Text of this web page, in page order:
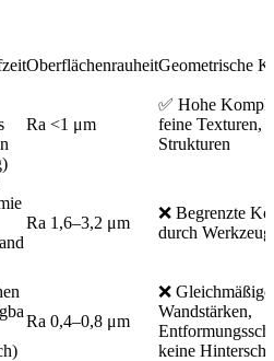
OberflächenrauheitGeometrische
Ra <1 μm
✅ Hohe
feine Texturen,
Strukturen
Ra 1,6–3,2 μm
❌ Begrenzte
durch
Ra 0,4–0,8 μm
❌ Gleichmäßige
Wandstärken,
keine